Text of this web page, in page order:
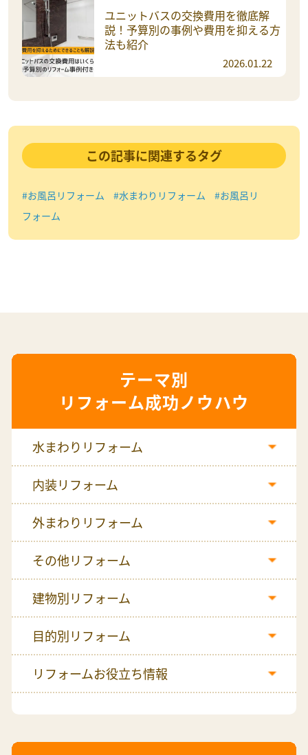
ユニットバスの交換費用を徹底解
説！予算別の事例や費用を抑える方
法も紹介
2026.01.22
この記事に関連するタグ
#お風呂リフォーム #水まわりリフォーム
#お風呂リ
フォーム
リフォーム成功ノウハウ
水まわりリフォーム
内装リフォーム
外まわりリフォーム
その他リフォーム
建物別リフォーム
目的別リフォーム
リフォームお役立ち情報